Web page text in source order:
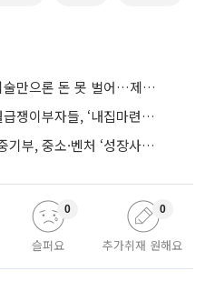
성민석 원프레딕트 COO “기술만으론 돈 못 벌어…제조 AI도 제품 돼야”
‘집도 코칭 받으며 산다’…월급쟁이부자들, ‘내집마련’ 신청 증가세
‘창업-도약-재도전’ 연결… 중기부, 중소·벤처 ‘성장사다리’ 짓는다
슬퍼요
0
추가취재 원해요
0